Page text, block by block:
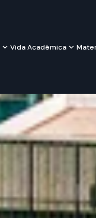
Vida Acadêmica